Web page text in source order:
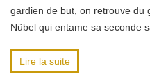
gardien de but, on retrouve du
Nübel qui entame sa seconde
Lire la suite